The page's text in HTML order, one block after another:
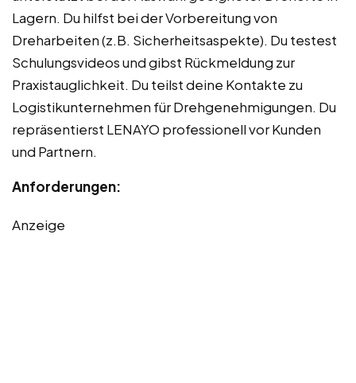
Lagern. Du hilfst bei der Vorbereitung von
Dreharbeiten (z.B. Sicherheitsaspekte). Du testest
Schulungsvideos und gibst Rückmeldung zur
Praxistauglichkeit. Du teilst deine Kontakte zu
Logistikunternehmen für Drehgenehmigungen. Du
repräsentierst LENAYO professionell vor Kunden
und Partnern.
Anforderungen:
Anzeige